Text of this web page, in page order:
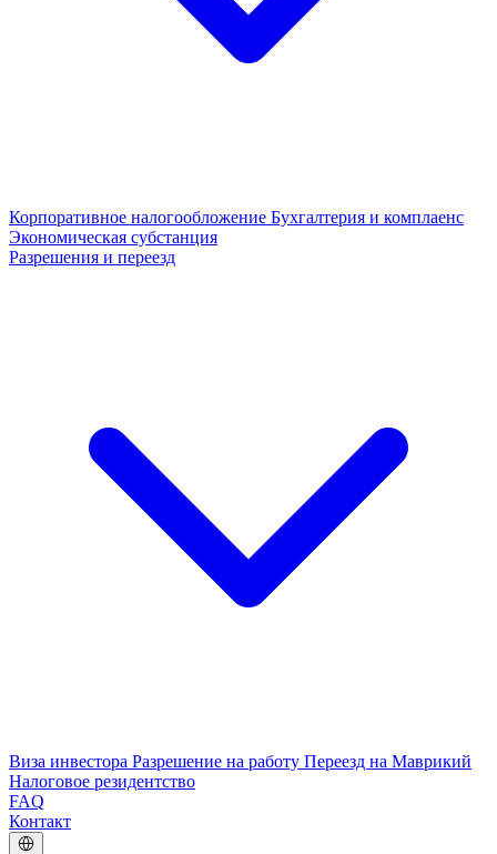
Корпоративное налогообложение Бухгалтерия и комплаенс
Экономическая субстанция
Разрешения и переезд
Виза инвестора Разрешение на работу Переезд на Маврикий
Налоговое резидентство
FAQ
Контакт